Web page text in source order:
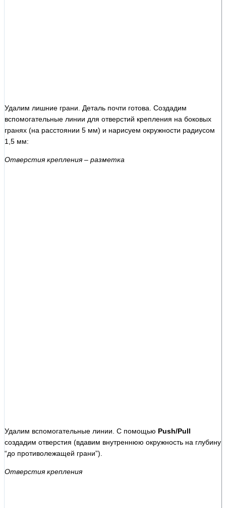
Удалим лишние грани. Деталь почти готова. Создадим
вспомогательные линии для отверстий крепления на боковых
гранях (на расстоянии 5 мм) и нарисуем окружности радиусом
1,5 мм:
Отверстия крепления – разметка
Удалим вспомогательные линии. С помощью Push/Pull
создадим отверстия (вдавим внутреннюю окружность на глубину
“до противолежащей грани”).
Отверстия крепления